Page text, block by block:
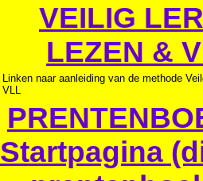
VEILIG
LEZEN &
Linken naar aanleiding van de methode
VLL
Startpagina